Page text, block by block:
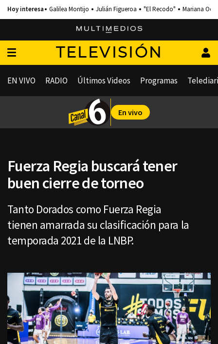
Galilea Montijo Julián Figueroa "El Recodo" Mariana
TELEVISIÓN
EN VIVO RADIO Últimos Videos Programas
En vivo
Fuerza Regia buscará tener
buen cierre de torneo
Tanto Dorados como Fuerza Regia
tienen amarrada su clasificación para la
temporada 2021 de la LNBP.